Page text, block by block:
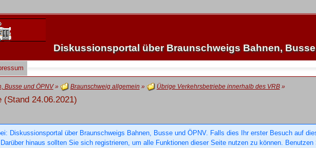
Diskussionsportal über Braunschweigs Bahnen,
Busse und ÖPNV» Braunschweig allgemein » Übrige Verkehrsbetriebe innerhalb des VRB»
24.06.2021)
Diskussionsportal über Braunschweigs Bahnen, Busse und ÖPNV. Falls dies Ihr erster Besuch auf
hinaus sollten Sie sich registrieren, um alle Funktionen dieser Seite nutzen zu können. Benutzen